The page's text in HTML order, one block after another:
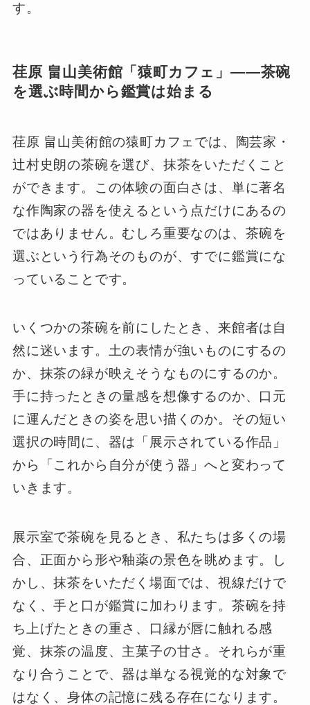
す。
荏原 畠山美術館「猿町カフェ」――茶碗
を選ぶ時間から鑑賞は始まる
荏原 畠山美術館の猿町カフェでは、陶芸家・
辻村史朗の茶碗を選び、抹茶をいただくこと
ができます。この体験の面白さは、単に著名
な作陶家の器を使えるという点だけにあるの
ではありません。むしろ重要なのは、茶碗を
選ぶという行為そのものが、すでに鑑賞にな
っていることです。
いくつかの茶碗を前にしたとき、来館者は自
然に迷います。土の表情が強いものにするの
か、抹茶の緑が映えそうなものにするのか。
手に持ったときの量感を想像するのか、口元
に運んだときの姿を思い描くのか。その短い
選択の時間に、器は「展示されている作品」
から「これから自分が使う器」へと変わって
いきます。
展示室で茶碗を見るとき、私たちは多くの場
合、正面から形や釉薬の景色を眺めます。し
かし、抹茶をいただく場面では、視線だけで
なく、手と口が鑑賞に加わります。茶碗を持
ち上げたときの重さ、口縁が唇に触れる感
覚、抹茶の温度、主菓子の甘さ。それらが重
なり合うことで、器は単なる視覚的な対象で
はなく、身体の記憶に残る存在になります。